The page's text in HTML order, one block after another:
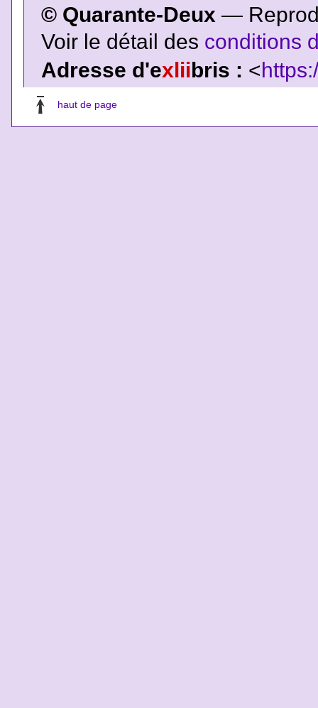
© Quarante-Deux —
Voir le détail des conditions
Adresse d'exliibris : <
haut de page